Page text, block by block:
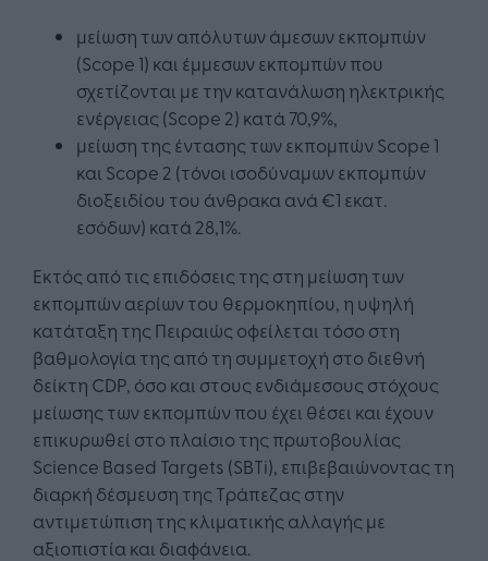
μείωση των απόλυτων άμεσων εκπομπών
(Scope 1) και έμμεσων εκπομπών που
σχετίζονται με την κατανάλωση ηλεκτρικής
ενέργειας (Scope 2) κατά 70,9%,
μείωση της έντασης των εκπομπών Scope 1
και Scope 2 (τόνοι ισοδύναμων εκπομπών
διοξειδίου του άνθρακα ανά €1 εκατ.
εσόδων) κατά 28,1%.
Εκτός από τις επιδόσεις της στη μείωση των
εκπομπών αερίων του θερμοκηπίου, η υψηλή
κατάταξη της Πειραιώς οφείλεται τόσο στη
βαθμολογία της από τη συμμετοχή στο διεθνή
δείκτη CDP, όσο και στους ενδιάμεσους στόχους
μείωσης των εκπομπών που έχει θέσει και έχουν
επικυρωθεί στο πλαίσιο της πρωτοβουλίας
Science Based Targets (SBTi), επιβεβαιώνοντας τη
διαρκή δέσμευση της Τράπεζας στην
αντιμετώπιση της κλιματικής αλλαγής με
αξιοπιστία και διαφάνεια.